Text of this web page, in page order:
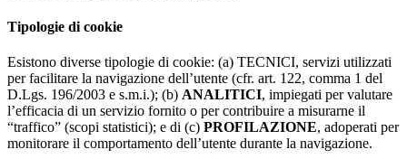
Tipologie di cookie
Esistono diverse tipologie di cookie: (a) TECNICI, servizi utilizzati
per facilitare la navigazione dell’utente (cfr. art. 122, comma 1 del
D.Lgs. 196/2003 e s.m.i.); (b) ANALITICI, impiegati per valutare
l’efficacia di un servizio fornito o per contribuire a misurarne il
“traffico” (scopi statistici); e di (c) PROFILAZIONE, adoperati per
monitorare il comportamento dell’utente durante la navigazione.